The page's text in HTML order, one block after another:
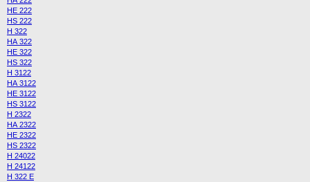
HE 222
HS 222
H 322
HA 322
HE 322
HS 322
H 3122
HA 3122
HE 3122
HS 3122
H 2322
HA 2322
HE 2322
HS 2322
H 24022
H 24122
H 322 E